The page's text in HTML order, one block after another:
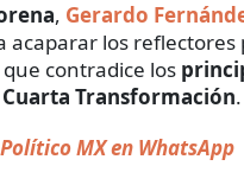
, Gerardo
acaparar los reflectores
contradice los
Cuarta Transformación.
Político MX en WhatsApp